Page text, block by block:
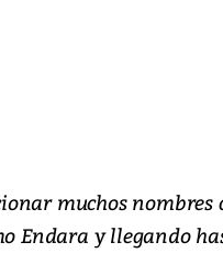
muchos nombres
Endara y llegando